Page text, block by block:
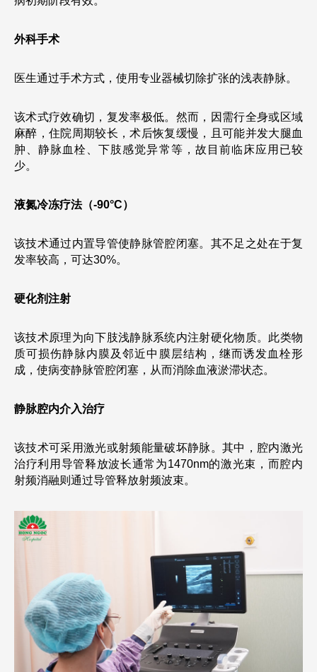
外科手术
医生通过手术方式，使用专业器械切除扩张的浅表静脉。
该术式疗效确切，复发率极低。然而，因需行全身或区域
麻醉，住院周期较长，术后恢复缓慢，且可能并发大腿血
肿、静脉血栓、下肢感觉异常等，故目前临床应用已较
少。
液氮冷冻疗法（-90°C）
该技术通过内置导管使静脉管腔闭塞。其不足之处在于复
发率较高，可达30%。
硬化剂注射
该技术原理为向下肢浅静脉系统内注射硬化物质。此类物
质可损伤静脉内膜及邻近中膜层结构，继而诱发血栓形
成，使病变静脉管腔闭塞，从而消除血液淤滞状态。
静脉腔内介入治疗
该技术可采用激光或射频能量破坏静脉。其中，腔内激光
治疗利用导管释放波长通常为1470nm的激光束，而腔内
射频消融则通过导管释放射频波束。